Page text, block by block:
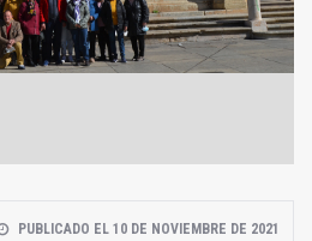
PUBLICADO EL 10 DE NOVIEMBRE DE 2021